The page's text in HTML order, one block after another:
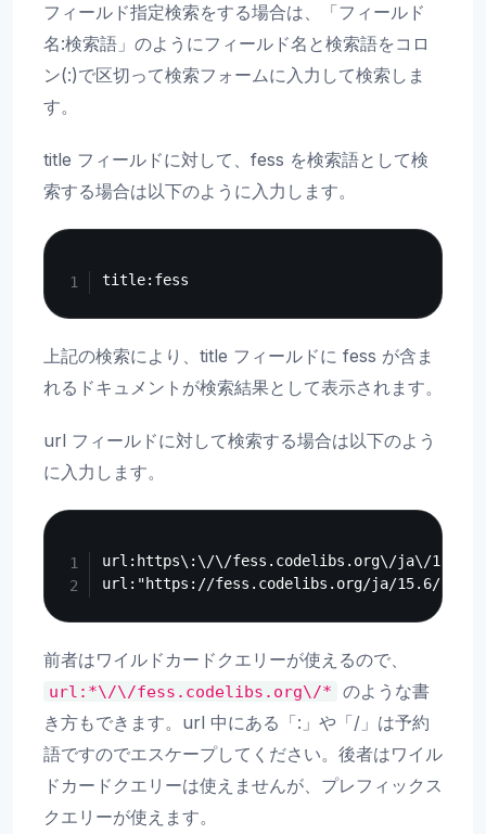
フィールド指定検索をする場合は、「フィールド
名:検索語」のようにフィールド名と検索語をコロ
ン(:)で区切って検索フォームに入力して検索しま
す。
title フィールドに対して、fess を検索語として検
索する場合は以下のように入力します。
上記の検索により、title フィールドに fess が含ま
れるドキュメントが検索結果として表示されます。
url フィールドに対して検索する場合は以下のよう
に入力します。
url:https\:\/\/fess.codelibs.org\/ja\/
前者はワイルドカードクエリーが使えるので、
url:*\/\/fess.codelibs.org\/*
のような書
き方もできます。url 中にある「:」や「/」は予約
語ですのでエスケープしてください。後者はワイル
ドカードクエリーは使えませんが、プレフィックス
クエリーが使えます。